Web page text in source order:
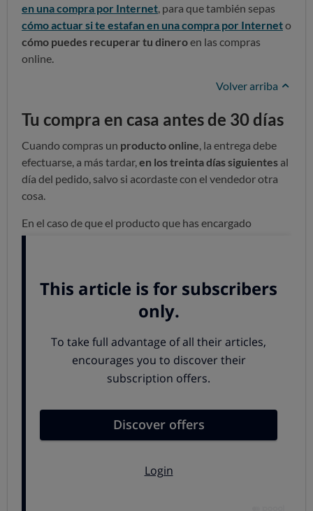
en una compra por Internet , para que también sepas
cómo actuar si te estafan en una compra por Interneto
cómo puedes recuperar tu dineroen las compras
online.
Volver arriba
Tu compra en casa antes de 30 días
Cuando compras un producto online , la entrega debe
efectuarse, a más tardar, en los treinta días siguientes al
día del pedido, salvo si acordaste con el vendedor otra
cosa.
En el caso de que el producto que has encargado
finalmente no estuviera disponible,
Si el producto se retrasa por la razón que sea (falta de
disponibilidad, mal servicio del vendedor o de la
no hay ningún plazo fijado para que se produzca el
reembolso, aunque 6 o 7 díasa contar desde que se
solicita la devolución es más que suficiente. ¿Qué puedes
reclamar para que te devuelvan lo que has pagado.
Cómo reclamar tu dinero
¿No te ha llegado lo que has comprado en el plazo